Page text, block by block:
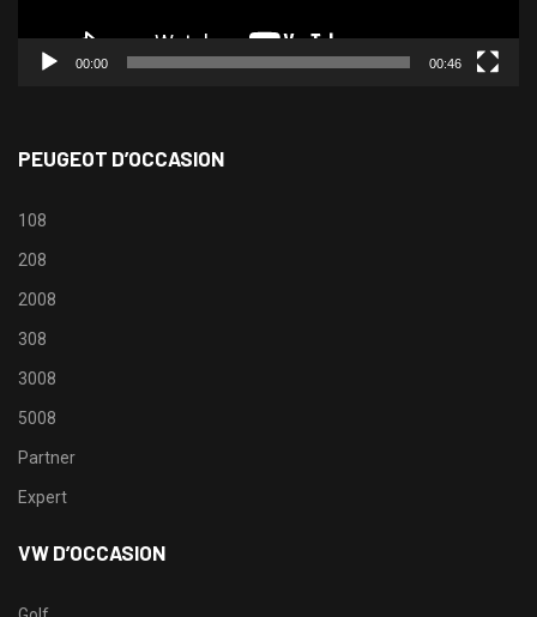
00:00 00:46
PEUGEOT D’OCCASION
108
208
2008
308
3008
5008
Partner
Expert
VW D’OCCASION